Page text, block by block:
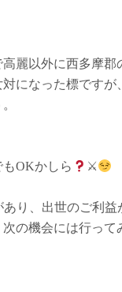
麗以外に西多摩郡
になった標です
OKかしら ⚔
り、出世のご利益
の機会には行って